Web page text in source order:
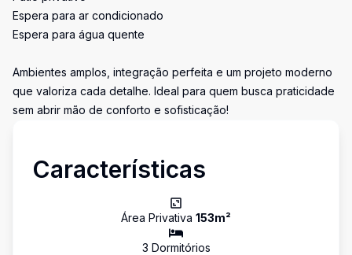
Espera para ar condicionado
Espera para água quente
Ambientes amplos, integração perfeita e um projeto moderno
que valoriza cada detalhe. Ideal para quem busca praticidade
sem abrir mão de conforto e sofisticação!
Características
Área Privativa 153m²
3 Dormitórios